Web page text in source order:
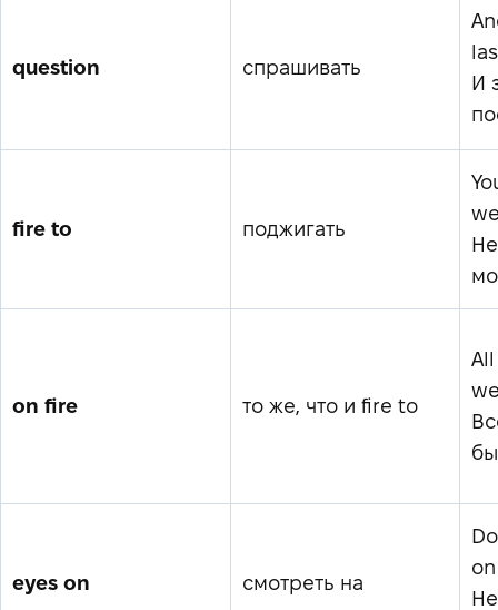
question спрашивать
И
fire to поджигать
on fire то же, что и fire to
eyes on смотреть на